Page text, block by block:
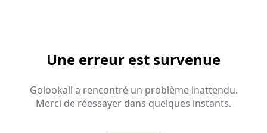
Une erreur est survenue
Golookall a rencontré un problème inattendu.
Merci de réessayer dans quelques instants.